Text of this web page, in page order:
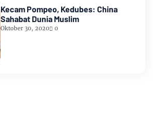
Kecam Pompeo, Kedubes: China
Sahabat Dunia Muslim
Oktober 30, 2020 0